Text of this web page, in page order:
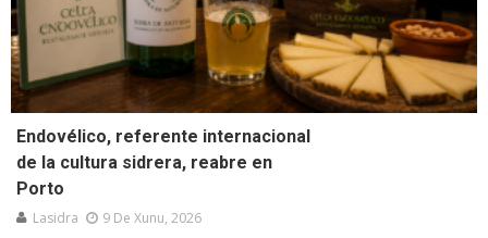
Endovélico, referente internacional
de la cultura sidrera, reabre en
Porto
Lasidra 9 De Xunu, 2026